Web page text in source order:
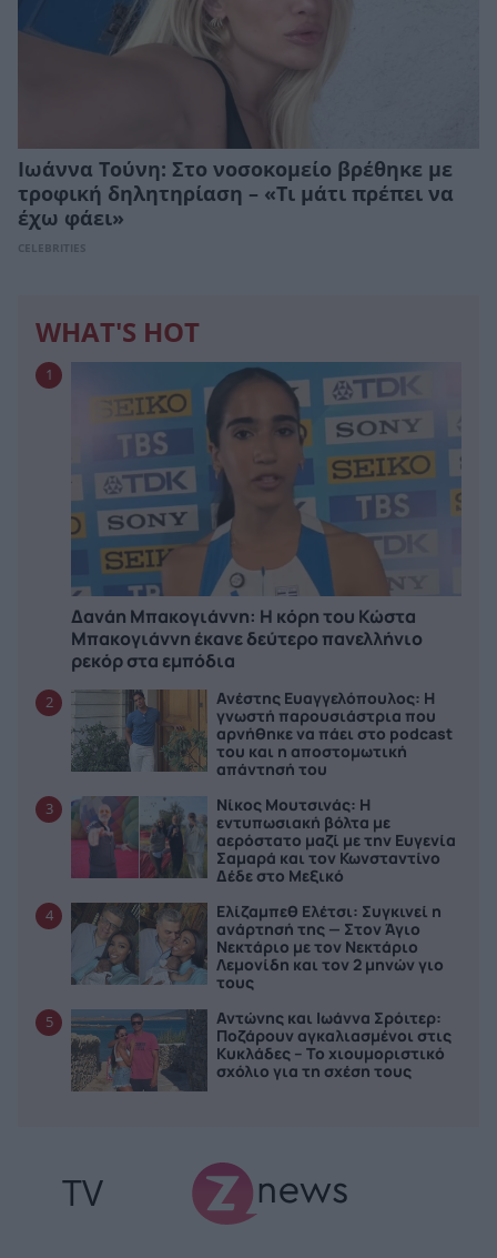
Ιωάννα Τούνη: Στο νοσοκομείο βρέθηκε με
τροφική δηλητηρίαση – «Τι μάτι πρέπει να
έχω φάει»
CELEBRITIES
WHAT'S HOT
1
Δανάη Μπακογιάννη: Η κόρη του Κώστα
Μπακογιάννη έκανε δεύτερο πανελλήνιο
ρεκόρ στα εμπόδια
2
Ανέστης Ευαγγελόπουλος: Η
γνωστή παρουσιάστρια που
αρνήθηκε να πάει στο podcast
του και η αποστομωτική
απάντησή του
3
Νίκος Μουτσινάς: Η
εντυπωσιακή βόλτα με
αερόστατο μαζί με την Ευγενία
Σαμαρά και τον Κωνσταντίνο
Δέδε στο Μεξικό
4
Ελίζαμπεθ Ελέτσι: Συγκινεί η
ανάρτησή της — Στον Άγιο
Νεκτάριο με τον Νεκτάριο
Λεμονίδη και τον 2 μηνών γιο
τους
5
Αντώνης και Ιωάννα Σρόιτερ:
Ποζάρουν αγκαλιασμένοι στις
Κυκλάδες – Το χιουμοριστικό
σχόλιο για τη σχέση τους
TV